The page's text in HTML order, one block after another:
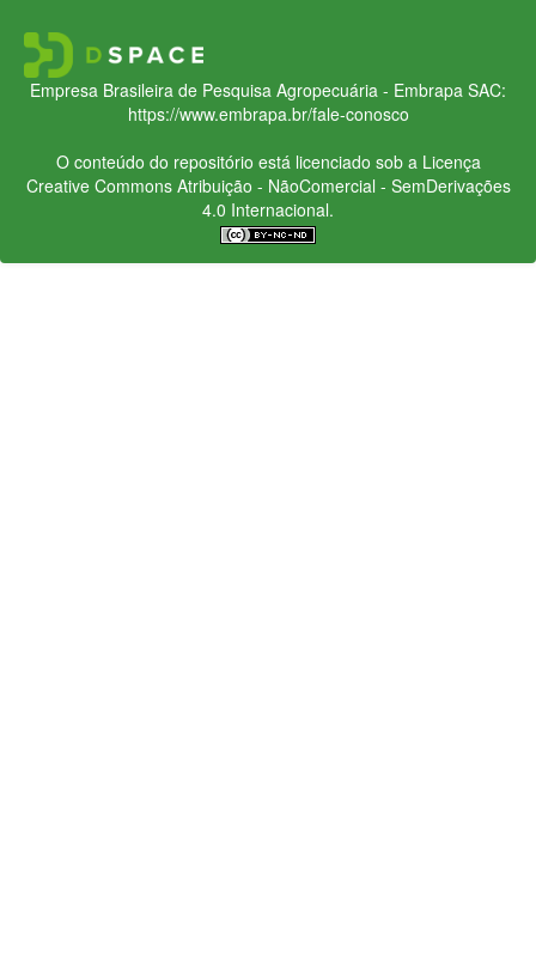
Empresa Brasileira de Pesquisa Agropecuária - Embrapa SAC:
https://www.embrapa.br/fale-conosco
O conteúdo do repositório está licenciado sob a Licença
Creative CommonsAtribuição - NãoComercial - SemDerivações
4.0 Internacional.